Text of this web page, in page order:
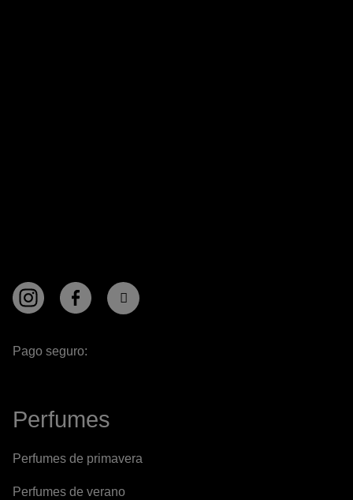
Pago seguro:
Perfumes
Perfumes de primavera
Perfumes de verano